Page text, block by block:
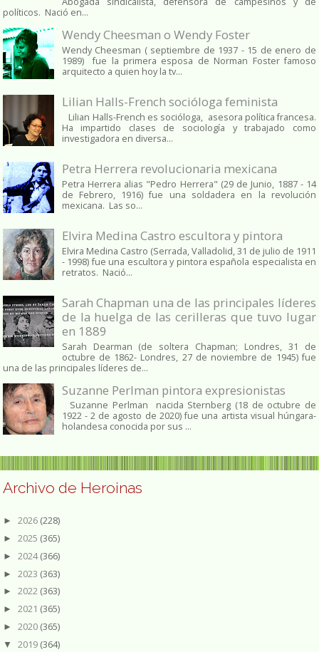
políticos. Nació en...
Wendy Cheesman o Wendy Foster
Wendy Cheesman ( septiembre de 1937 - 15 de enero de
1989) fue la primera esposa de Norman Foster famoso
arquitecto a quien hoy la tv...
Lilian Halls-French socióloga feminista
Lilian Halls-French es socióloga, asesora política francesa.
Ha impartido clases de sociología y trabajado como
investigadora en diversa...
Petra Herrera revolucionaria mexicana
Petra Herrera alias "Pedro Herrera" (29 de Junio, 1887 - 14
de Febrero, 1916) fue una soldadera en la revolución
mexicana. Las so...
Elvira Medina Castro escultora y pintora
Elvira Medina Castro (Serrada, Valladolid, 31 de julio de 1911
- 1998) fue una escultora y pintora española especialista en
retratos. Nació...
Sarah Chapman una de las principales líderes
de la huelga de las cerilleras que tuvo lugar
en 1889
Sarah Dearman (de soltera Chapman; Londres, 31 de
octubre de 1862​- Londres, 27 de noviembre de 1945)​ fue
una de las principales líderes de...
Suzanne Perlman pintora expresionistas
Suzanne Perlman nacida Sternberg (18 de octubre de
1922 - 2 de agosto de 2020) fue una artista visual húngara-
holandesa conocida por sus ...
Archivo de Heroinas
► 2026 (228)
► 2025 (365)
► 2024(366)
► 2023 (363)
► 2022 (363)
► 2021 (365)
► 2020 (365)
▼ 2019 (364)